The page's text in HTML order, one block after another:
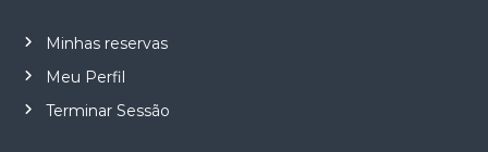
Minhas reservas
Meu Perfil
Terminar Sessão